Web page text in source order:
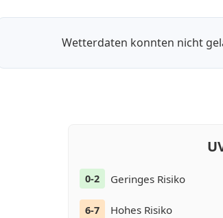
Wetterdaten konnten nicht
0-2 Geringes Risiko
6-7 Hohes Risiko